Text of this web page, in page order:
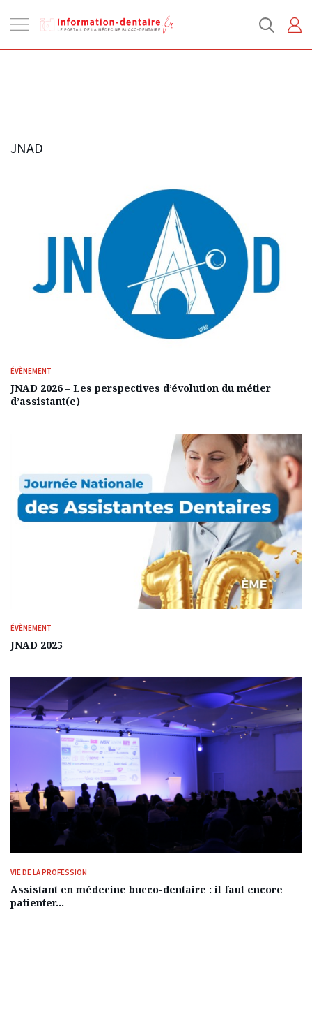
la
JNAD
ÉVÈNEMENT
JNAD 2026 – Les perspectives d’évolution du métier
d’assistant(e)
ÉVÈNEMENT
JNAD 2025
VIE DE LA PROFESSION
Assistant en médecine bucco-dentaire : il faut encore
patienter…